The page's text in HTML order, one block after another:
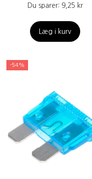
Du sparer: 9,25 kr
Læg i kurv
-54%